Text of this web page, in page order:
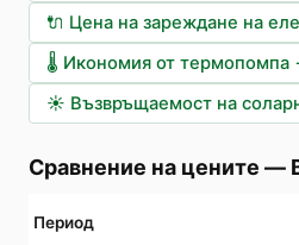
🔌 Цена на зареждане на
🌡️ Икономия от термопомпа
☀️ Възвръщаемост на
Сравнение на цените —
Период